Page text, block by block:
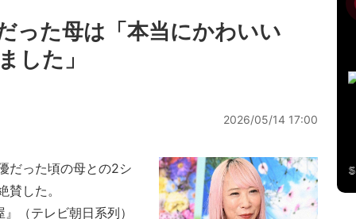
った母は「本当にかわいい
した」
2026/05/14 17:00
った頃の母との2シ
した。
（テレビ朝日系列）